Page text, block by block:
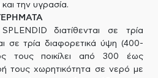
την υγρασία.
διατίθενται σε τρία
σε τρία διαφορετικά ύψη (400-
τους ποικίλει από 300 έως
τους χωρητικότητα σε νερό με